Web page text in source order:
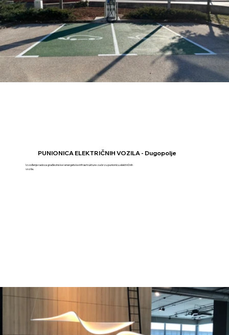
PUNIONICA ELEKTRIČNIH VOZILA - Dugopolje
Izvođenje radova građevinske i energetske infrastrukture za brzu punionicu električnih
vozila.